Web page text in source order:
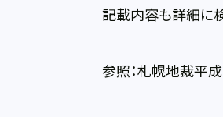
記載内容も詳細に
参照：札幌地裁平